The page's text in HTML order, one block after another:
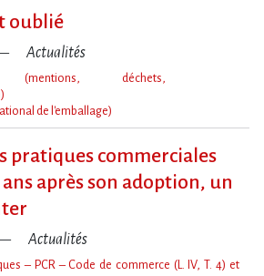
oublié
Actualités
(mentions, déchets,
de l'emballage)
pratiques commerciales
après son adoption, un
Actualités
– PCR – Code de commerce (L. IV, T. 4) et